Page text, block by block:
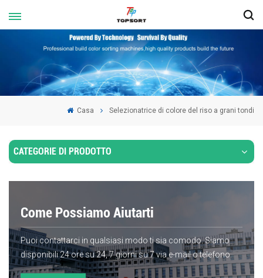
Casa Selezionatrice di colore del riso a grani tondi
CATEGORIE DI PRODOTTO
Come Possiamo Aiutarti
Puoi contattarci in qualsiasi modo ti sia comodo. Siamo
disponibili 24 ore su 24, 7 giorni su 7 via e-mail o telefono.